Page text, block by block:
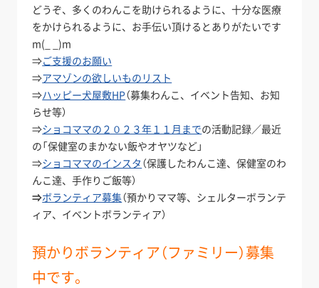
どうぞ、多くのわんこを助けられるように、十分な医療
をかけられるように、お手伝い頂けるとありがたいです
m(_ _)m
⇒ご支援のお願い
⇒アマゾンの欲しいものリスト
⇒ハッピー犬屋敷HP（募集わんこ、イベント告知、お知
らせ等）
⇒ショコママの２０２３年１１月までの活動記録／最近
の「保健室のまかない飯やオヤツなど」
⇒ショコママのインスタ （保護したわんこ達、保健室のわ
んこ達、手作りご飯等）
⇒ボランティア募集（預かりママ等、シェルターボランテ
ィア、イベントボランティア）
預かりボランティア（ファミリー）募集
中です。